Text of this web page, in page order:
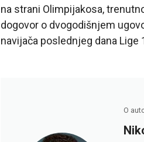
na strani Olimpijakosa,
dogovor o dvogodišnjem
navijača poslednjeg dana Lige
O